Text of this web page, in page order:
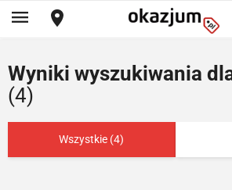
Wyniki wyszukiwania
(4)
Wszystkie (4)